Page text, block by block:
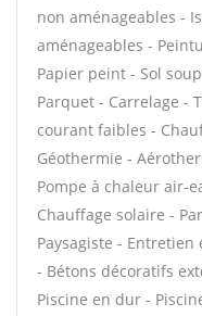
non aménageables -
aménageables -
Papier peint - Sol
Parquet - Carrelage -
courant faibles -
Géothermie -
Pompe à chaleur air-
Chauffage solaire -
Paysagiste -
- Bétons décoratifs
Piscine en dur -